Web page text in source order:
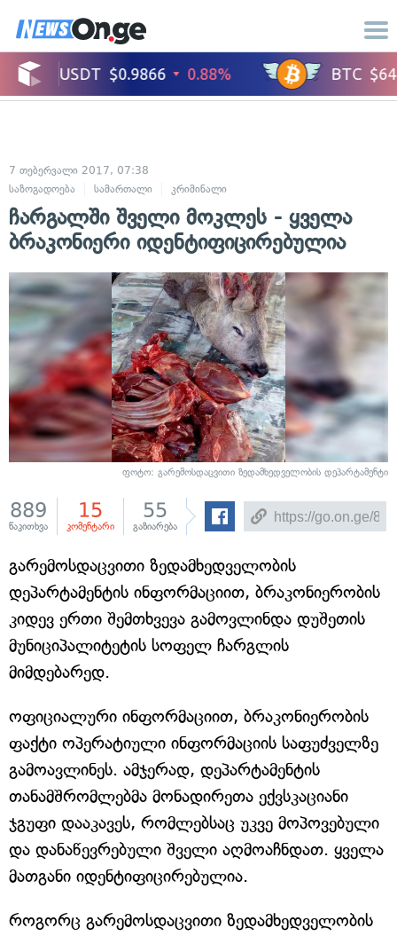
7 თებერვალი 2017, 07:38
საზოგადოება
სამართალი კრიმინალი
ჩარგალში შველი მოკლეს - ყველა
ბრაკონიერი იდენტიფიცირებულია
ფოტო: გარემოსდაცვითი ზედამხედველობის დეპარტამენტი
889
წაკითხვა
15
კომენტარი
55
გაზიარება
გარემოსდაცვითი ზედამხედველობის
დეპარტამენტის ინფორმაციით, ბრაკონიერობის
კიდევ ერთი შემთხვევა გამოვლინდა დუშეთის
მუნიციპალიტეტის სოფელ ჩარგლის
მიმდებარედ.
ოფიციალური ინფორმაციით, ბრაკონიერობის
ფაქტი ოპერატიული ინფორმაციის საფუძველზე
გამოავლინეს. ამჯერად, დეპარტამენტის
თანამშრომლებმა მონადირეთა ექვსკაციანი
ჯგუფი დააკავეს, რომლებსაც უკვე მოპოვებული
და დანაწევრებული შველი აღმოაჩნდათ. ყველა
მათგანი იდენტიფიცირებულია.
როგორც გარემოსდაცვითი ზედამხედველობის